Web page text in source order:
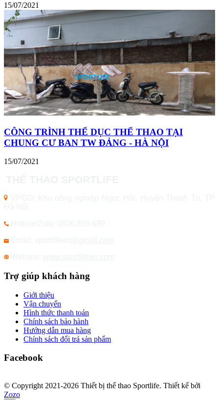
15/07/2021
CÔNG TRÌNH THỂ DỤC THỂ THAO TẠI
CHUNG CƯ BAN TW ĐẢNG - HÀ NỘI
15/07/2021
Trợ giúp khách hàng
Giới thiệu
Vận chuyển
Hình thức thanh toán
Chính sách bảo hành
Hướng dẫn mua hàng
Chính sách đổi trả sản phẩm
Facebook
© Copyright 2021-2026 Thiết bị thể thao Sportlife. Thiết kế bởi
Zozo